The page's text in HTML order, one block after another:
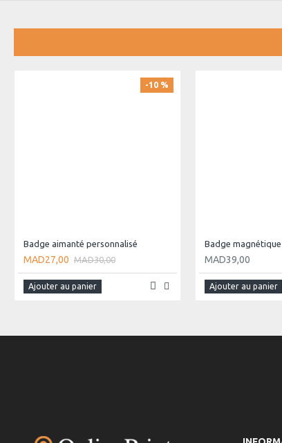
-10 %
Badge aimanté personnalisé
MAD27,00 MAD30,00
Ajouter au panier
Badge
MAD39,00
Ajouter au panier